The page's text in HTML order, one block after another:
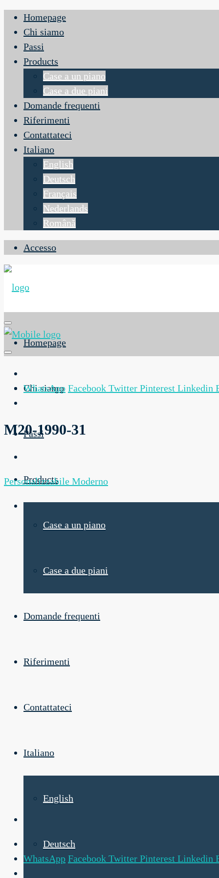
Homepage
Chi siamo
Passi
Products
Case a un piano
Case a due piani
Domande frequenti
Riferimenti
Contattateci
Italiano
English
Deutsch
Français
Nederlands
Română
Accesso
Homepage
Chi siamo
Passi
Products
Case a un piano
Case a due piani
Domande frequenti
Riferimenti
Contattateci
Italiano
English
Deutsch
WhatsApp Facebook Twitter Pinterest Linkedin
M20-1990-31
Personalizzabile Moderno
WhatsApp Facebook Twitter Pinterest Linkedin